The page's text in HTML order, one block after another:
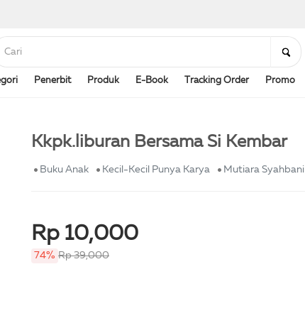
Penerbit Produk E-Book Tracking Order Promo
Kkpk.liburan Bersama Si Kembar
Buku Anak Kecil-Kecil Punya Karya Mutiara Syahbani
Rp 10,000
74% Rp 39,000